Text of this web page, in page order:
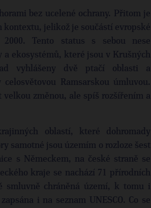
bez ucelené ochrany. Přitom je
kontextu, jelikož je součástí evropské
2000. Tento status s sebou nese
a ekosystémů, které jsou v Krušných
vyhlášeny dvě ptačí oblasti a
Ramsarskou úmluvou.
velkou změnou, ale spíš rozšířením a
oblastí, které dohromady
samotné jsou územím o rozloze šest
s Německem, na české straně se
kraje se nachází 71 přírodních
smluvně chráněná území, k tomu i
i na seznam UNESCO. Co se